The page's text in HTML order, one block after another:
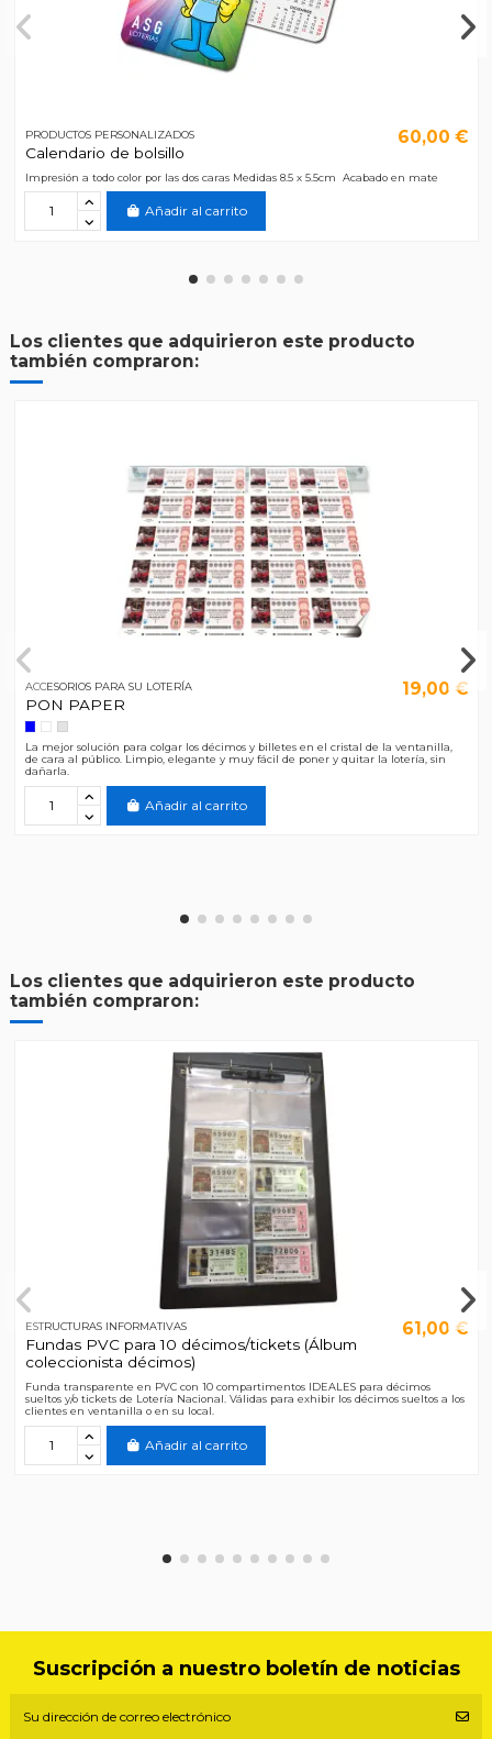
PRODUCTOS PERSONALIZADOS
Calendario de bolsillo
60,00 €
Impresión a todo color por las dos caras Medidas 8.5 x 5.5cm Acabado en mate
Añadir al carrito
Los clientes que adquirieron este producto
también compraron:
ACCESORIOS PARA SU LOTERÍA
PON PAPER
19,00 €
La mejor solución para colgar los décimos y billetes en el cristal de la ventanilla,
de cara al público. Limpio, elegante y muy fácil de poner y quitar la lotería, sin
dañarla.
Añadir al carrito
Los clientes que adquirieron este producto
también compraron:
ESTRUCTURAS INFORMATIVAS
Fundas PVC para 10 décimos/tickets (Álbum
coleccionista décimos)
61,00 €
Funda transparente en PVC con 10 compartimentos IDEALES para décimos
sueltos y/o tickets de Lotería Nacional. Válidas para exhibir los décimos sueltos a los
clientes en ventanilla o en su local.
Añadir al carrito
Suscripción a nuestro boletín de noticias